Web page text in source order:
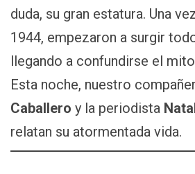
duda, su gran estatura. Una
1944, empezaron a surgir
llegando a confundirse el
Esta noche, nuestro
Caballero y la periodista
relatan su atormentada vida.